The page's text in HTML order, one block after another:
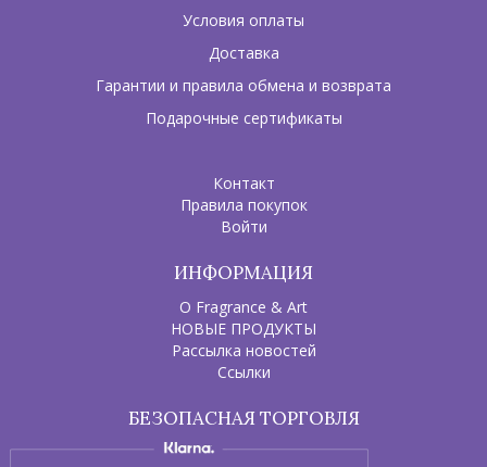
Условия оплаты
Доставка
Гарантии и правила обмена и возврата
Подарочные сертификаты
Контакт
Правила покупок
Войти
ИНФОРМАЦИЯ
О Fragrance & Art
НОВЫЕ ПРОДУКТЫ
Рассылка новостей
Ссылки
БЕЗОПАСНАЯ ТОРГОВЛЯ